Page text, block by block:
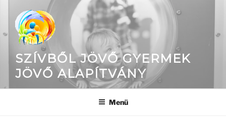
SZÍVBŐL JÖVŐ GYERMEK
JÖVŐ ALAPÍTVÁNY
Menü